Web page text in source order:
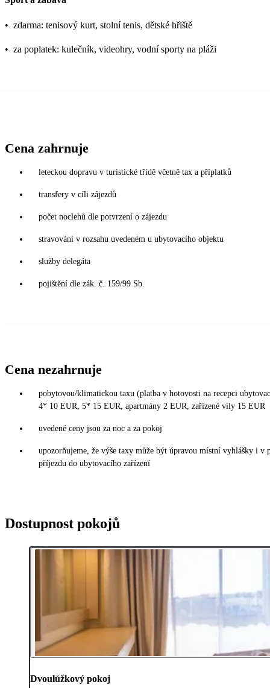
• zdarma: tenisový kurt, stolní tenis, dětské hřiště
• za poplatek: kulečník, videohry, vodní sporty na pláži
Cena zahrnuje
leteckou dopravu v turistické třídě včetně tax a příplatků
transfery v cíli zájezdů
počet noclehů dle potvrzení o zájezdu
stravování v rozsahu uvedeném u ubytovacího objektu
služby delegáta
pojištění dle zák. č. 159/99 Sb.
Cena nezahrnuje
pobytovou/klimatickou taxu (platba v hotovosti na recepci
4* 10 EUR, 5* 15 EUR, apartmány 2 EUR, zařízené vily 15 EUR
uvedené ceny jsou za noc a za pokoj
upozorňujeme, že výše taxy může být úpravou místní vyhlášky i
příjezdu do ubytovacího zařízení
Dostupnost pokojů
Dvoulůžkový pokoj